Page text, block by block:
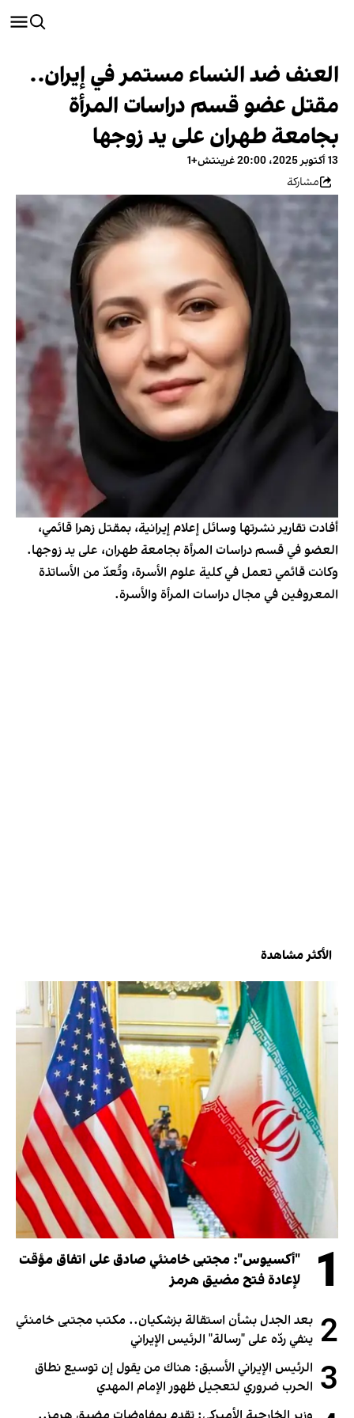
العنف ضد النساء مستمر في إيران..
مقتل عضو قسم دراسات المرأة
بجامعة طهران على يد زوجها
13 أكتوبر 2025، 20:00 غرينتش+1
مشاركة
أفادت تقارير نشرتها وسائل إعلام إيرانية، بمقتل زهرا قائمي،
العضو في قسم دراسات المرأة بجامعة طهران، على يد زوجها.
وكانت قائمي تعمل في كلية علوم الأسرة، وتُعدّ من الأساتذة
المعروفين في مجال دراسات المرأة والأسرة.
الأكثر مشاهدة
1
"أكسيوس": مجتبى خامنئي صادق على اتفاق مؤقت
لإعادة فتح مضيق هرمز
2 بعد الجدل بشأن استقالة بزشكيان.. مكتب مجتبى خامنئي
ينفي ردّه على "رسالة" الرئيس الإيراني
3 الرئيس الإيراني الأسبق: هناك من يقول إن توسيع نطاق
الحرب ضروري لتعجيل ظهور الإمام المهدي